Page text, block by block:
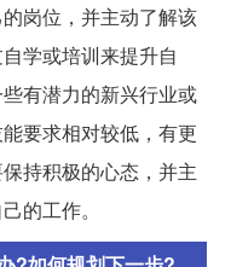
岗位，并主动了解该
学或培训来提升自
有潜力的新兴行业或
要求相对较低，有更
持积极的心态，并主
的工作。